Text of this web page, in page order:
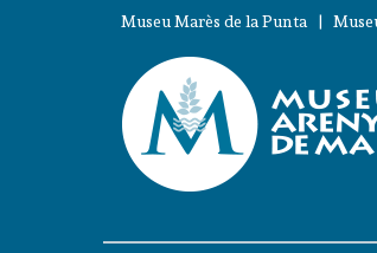
Museu Marès de la Punta |